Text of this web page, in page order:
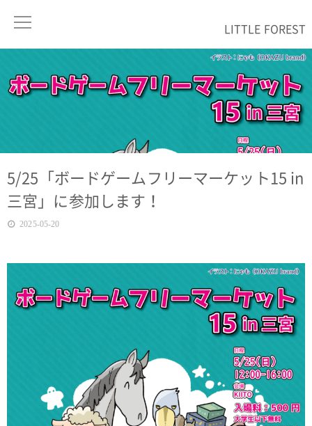
LITTLE FOREST
5/25「ボードゲームフリーマーケット15 in
三宮」に参加します！
2025-05-20